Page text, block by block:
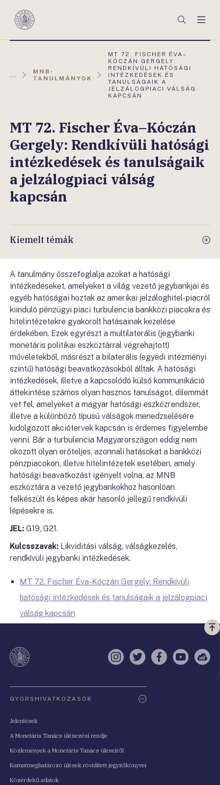
Magyar
Keresés
...
MNB-
TANULMÁNYOK
AKTUÁLIS
OLDAL:
MT 72. FISCHER ÉVA–
KÓCZÁN GERGELY:
RENDKÍVÜLI HATÓSÁGI
INTÉZKEDÉSEK ÉS
TANULSÁGAIK A
JELZÁLOGPIACI VÁLSÁG
KAPCSÁN
MT 72. Fischer Éva–Kóczán
Gergely: Rendkívüli hatósági
intézkedések és tanulságaik
a jelzálogpiaci válság
kapcsán
Kiemelt témák
A tanulmány összefoglalja azokat a hatósági
intézkedéseket, amelyeket a világ vezető jegybankjai és
egyéb hatóságai hoztak az amerikai jelzáloghitel-piacról
kiinduló pénzügyi piaci turbulencia bankközi piacokra és
hitelintézetekre gyakorolt hatásainak kezelése
érdekében. Ezek egyrészt a multilaterális (jegybanki
monetáris politikai eszköztárral végrehajtott)
műveletekből, másrészt a bilaterális (egyedi intézményi
szintű) hatósági beavatkozásokból álltak. A hatósági
intézkedések, illetve a kapcsolódó külső kommunikáció
áttekintése számos olyan hasznos tanulságot, dilemmát
vet fel, amelyeket a magyar hatósági eszközrendszer,
illetve a különböző típusú válságok menedzselésére
kidolgozott akciótervek kapcsán is érdemes figyelembe
venni. Bár a turbulencia Magyarországon eddig nem
okozott olyan erőteljes, azonnali hatásokat a bankközi
pénzpiacokon, illetve hitelintézetek esetében, amely
hatósági beavatkozást igényelt volna, az MNB
eszköztára a vezető jegybankokhoz hasonlóan
felkészült és képes akár hasonló jellegű rendkívüli
lépésekre is.
JEL: G19, G21.
Kulcsszavak: Likviditási válság, válságkezelés,
rendkívüli jegybanki intézkedések.
MT 72. Fischer Éva-Kóczán Gergely: Rendkívüli
hatósági intézkedések és tanulságaik a jelzálogpiaci
válság kapcsán
a
Instagram
TwitterFacebook
YouTube
GYORSHIVATKOZÁSOK
Jelentések
A Monetáris Tanács ülésezési rendje
Közlemények a Monetáris Tanács üléseiről
Kamatmeghatározó ülések rövidített jegyzőkönyvei
Közérdekű adatok